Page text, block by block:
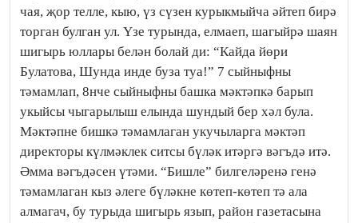
чая, җор телле, кыю, үз сүзен курыкмыйча әйтеп бирә
торган булган ул. Үзе турында, елмаеп, шагыйрә шаян
шигырь юллары белән болай ди: “Кайда йөри
Булатова, Шунда инде буза туа!” 7 сыйныфны
тәмамлап, 8нче сыйныфны башка мәктәпкә барып
укыйсы чыгарылыш елында шундый бер хәл була.
Мәктәпне бишкә тәмамлаган укучыларга мәктәп
директоры күлмәклек ситсы бүләк итәргә вәгъдә итә.
Әмма вәгъдәсен үтәми. “Бишле” билгеләренә генә
тәмамлаган кыз әлеге бүләкне көтеп-көтеп тә ала
алмагач, бу турыда шигырь язып, район газетасына